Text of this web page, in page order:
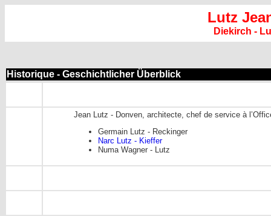
Lutz
Diekirch -
Historique - Geschichtlicher Überblick
Jean Lutz - Donven, architecte, chef de service à
Germain Lutz - Reckinger
Narc Lutz - Kieffer
Numa Wagner - Lutz